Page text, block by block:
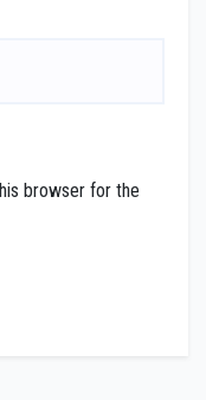
browser for the